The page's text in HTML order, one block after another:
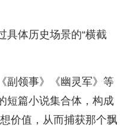
具体历史场景的“横截
副领事》《幽灵军》等
短篇小说集合体，构成
价值，从而捕获那个飘